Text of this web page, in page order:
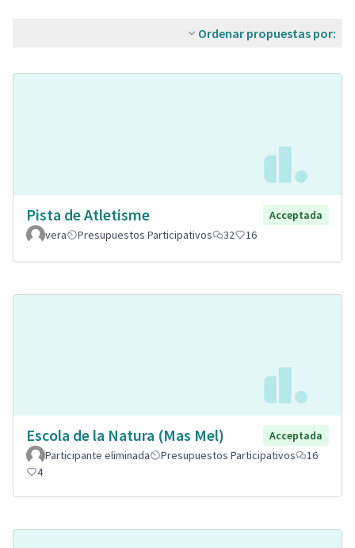
Ordenar propuestas por:
Pista de Atletisme
Acceptada
vera
Presupuestos Participativos 32 16
Escola de la Natura (Mas Mel)
Acceptada
Participante eliminada
Presupuestos Participativos
16
4